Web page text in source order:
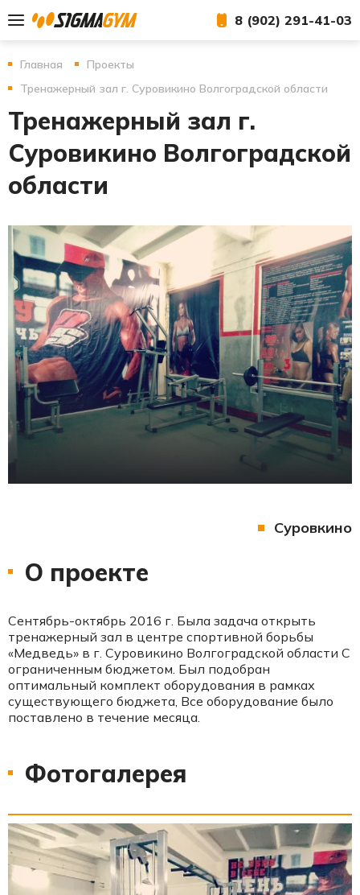
8 (902) 291-41-03
Главная
Проекты
Тренажерный зал г. Суровикино Волгоградской области
Тренажерный зал г.
Суровикино Волгоградской
области
Суровкино
О проекте
Сентябрь-октябрь 2016 г. Была задача открыть
тренажерный зал в центре спортивной борьбы
«Медведь» в г. Суровикино Волгоградской области С
ограниченным бюджетом. Был подобран
оптимальный комплект оборудования в рамках
существующего бюджета, Все оборудование было
поставлено в течение месяца.
Фотогалерея